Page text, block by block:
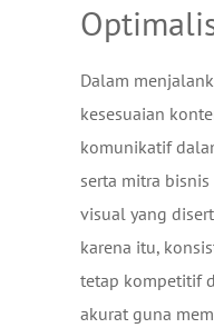
Dalam
kesesuaian
komunikatif
serta mitra
visual yang
karena itu,
tetap kompetitif
akurat guna